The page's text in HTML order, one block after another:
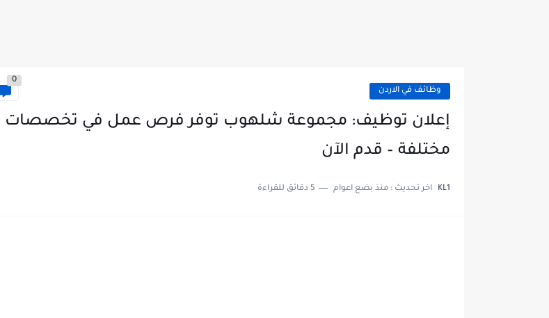
وظائف في الاردن
0
إعلان توظيف: مجموعة شلهوب توفر فرص عمل في تخصصات
مختلفة – قدم الآن
KL1 اخر تحديث : منذ بضع اعوام 5 دقائق للقراءة